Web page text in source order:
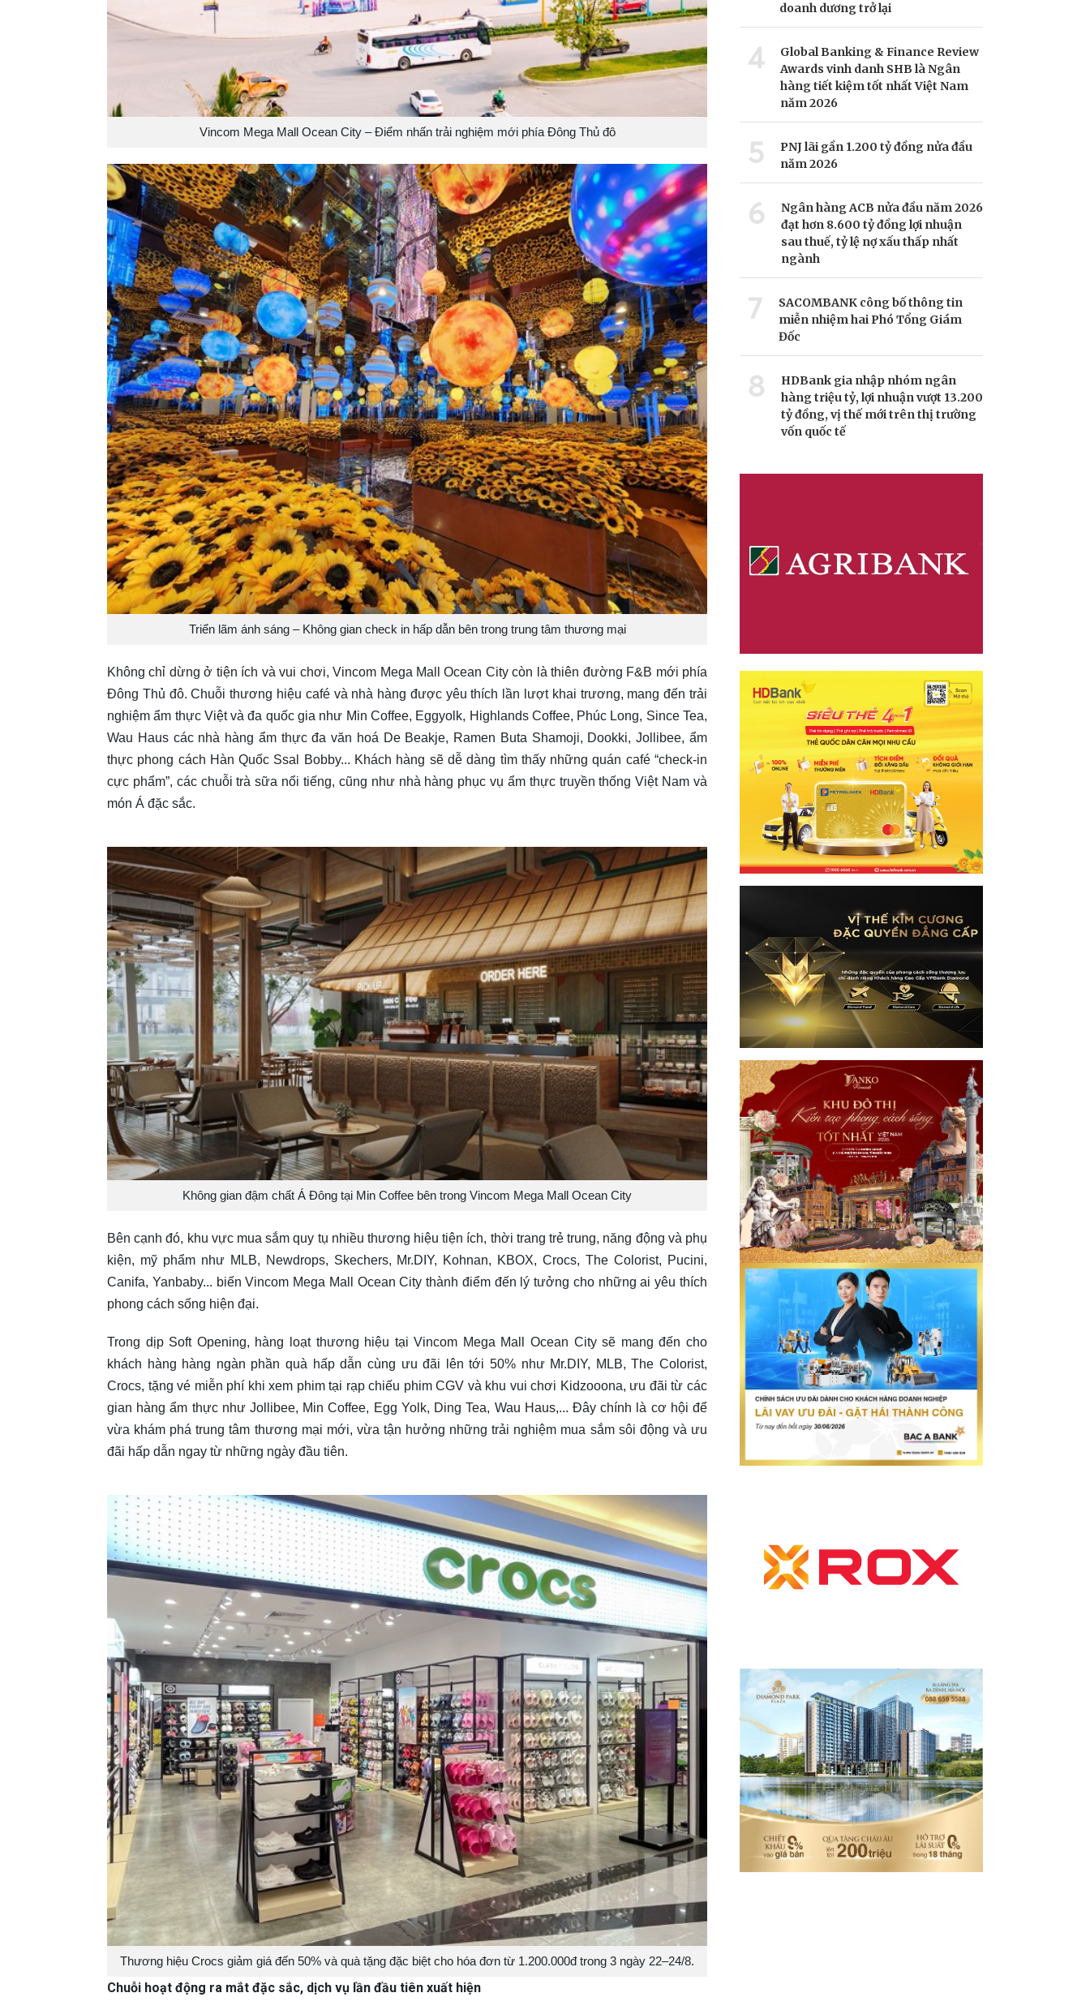
Vincom Mega Mall Ocean City – Điểm nhấn trải nghiệm mới phía Đông Thủ đô
Triển lãm ánh sáng – Không gian check in hấp dẫn bên trong trung tâm thương mại
Không chỉ dừng ở tiện ích và vui chơi, Vincom Mega Mall Ocean City còn là thiên đường F&B mới phía
Đông Thủ đô. Chuỗi thương hiệu café và nhà hàng được yêu thích lần lượt khai trương, mang đến trải
nghiệm ẩm thực Việt và đa quốc gia như Min Coffee, Eggyolk, Highlands Coffee, Phúc Long, Since Tea,
Wau Haus các nhà hàng ẩm thực đa văn hoá De Beakje, Ramen Buta Shamoji, Dookki, Jollibee, ẩm
thực phong cách Hàn Quốc Ssal Bobby... Khách hàng sẽ dễ dàng tìm thấy những quán café “check-in
cực phẩm”, các chuỗi trà sữa nổi tiếng, cũng như nhà hàng phục vụ ẩm thực truyền thống Việt Nam và
món Á đặc sắc.
Không gian đậm chất Á Đông tại Min Coffee bên trong Vincom Mega Mall Ocean City
Bên cạnh đó, khu vực mua sắm quy tụ nhiều thương hiệu tiện ích, thời trang trẻ trung, năng động và phụ
kiện, mỹ phẩm như MLB, Newdrops, Skechers, Mr.DIY, Kohnan, KBOX, Crocs, The Colorist, Pucini,
Canifa, Yanbaby... biến Vincom Mega Mall Ocean City thành điểm đến lý tưởng cho những ai yêu thích
phong cách sống hiện đại.
Trong dịp Soft Opening, hàng loạt thương hiệu tại Vincom Mega Mall Ocean City sẽ mang đến cho
khách hàng hàng ngàn phần quà hấp dẫn cùng ưu đãi lên tới 50% như Mr.DIY, MLB, The Colorist,
Crocs, tặng vé miễn phí khi xem phim tại rạp chiếu phim CGV và khu vui chơi Kidzooona, ưu đãi từ các
gian hàng ẩm thực như Jollibee, Min Coffee, Egg Yolk, Ding Tea, Wau Haus,... Đây chính là cơ hội để
vừa khám phá trung tâm thương mại mới, vừa tận hưởng những trải nghiệm mua sắm sôi động và ưu
đãi hấp dẫn ngay từ những ngày đầu tiên.
Thương hiệu Crocs giảm giá đến 50% và quà tặng đặc biệt cho hóa đơn từ 1.200.000đ trong 3 ngày 22–24/8.
Chuỗi hoạt động ra mắt đặc sắc, dịch vụ lần đầu tiên xuất hiện
doanh dương trở lại
4
Global Banking & Finance Review
Awards vinh danh SHB là Ngân
hàng tiết kiệm tốt nhất Việt Nam
năm 2026
5
PNJ lãi gần 1.200 tỷ đồng nửa đầu
năm 2026
6
Ngân hàng ACB nửa đầu năm 2026
đạt hơn 8.600 tỷ đồng lợi nhuận
sau thuế, tỷ lệ nợ xấu thấp nhất
ngành
7
SACOMBANK công bố thông tin
miễn nhiệm hai Phó Tổng Giám
Đốc
8
HDBank gia nhập nhóm ngân
hàng triệu tỷ, lợi nhuận vượt 13.200
tỷ đồng, vị thế mới trên thị trường
vốn quốc tế